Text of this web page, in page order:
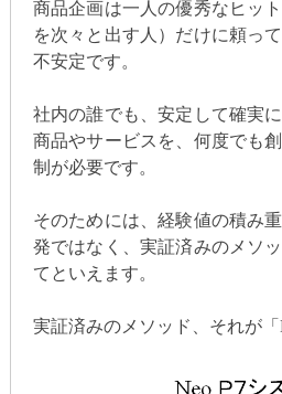
商品企画は一人の優秀なヒッ
を次々と出す人）だけに頼っ
不安定です。
社内の誰でも、安定して確実
商品やサービスを、何度でも
制が必要です。
そのためには、経験値の積み
発ではなく、実証済みのメソ
てといえます。
実証済みのメソッド、それが「